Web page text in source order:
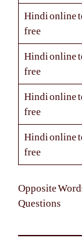
Hindi online
free
Hindi online
free
Hindi online
free
Hindi online
free
Opposite
Questions